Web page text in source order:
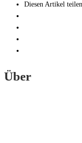
Diesen Artikel
Über